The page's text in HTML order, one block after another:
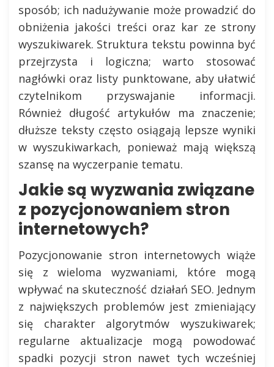
sposób; ich nadużywanie może prowadzić do
obniżenia jakości treści oraz kar ze strony
wyszukiwarek. Struktura tekstu powinna być
przejrzysta i logiczna; warto stosować
nagłówki oraz listy punktowane, aby ułatwić
czytelnikom przyswajanie informacji.
Również długość artykułów ma znaczenie;
dłuższe teksty często osiągają lepsze wyniki
w wyszukiwarkach, ponieważ mają większą
szansę na wyczerpanie tematu.
Jakie są wyzwania związane
z pozycjonowaniem stron
internetowych?
Pozycjonowanie stron internetowych wiąże
się z wieloma wyzwaniami, które mogą
wpływać na skuteczność działań SEO. Jednym
z największych problemów jest zmieniający
się charakter algorytmów wyszukiwarek;
regularne aktualizacje mogą powodować
spadki pozycji stron nawet tych wcześniej